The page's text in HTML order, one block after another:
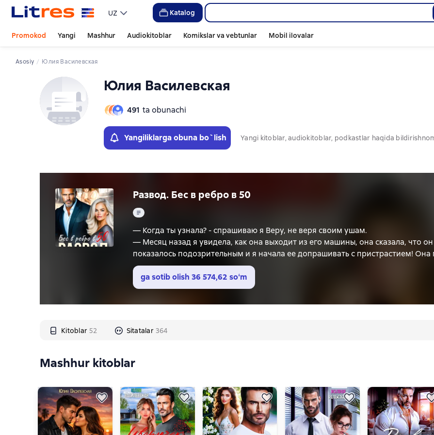
UZ Katalog
Promokod Yangi Mashhur Audiokitoblar Komikslar va vebtunlar Mobil ilovalar
Asosiy Юлия Василевская
Юлия Василевская
491 ta obunachi
Yangiliklarga obuna bo`lish Yangi kitoblar, audiokitoblar, podkastlar haqida
Развод. Бес в ребро в 50
Matn
— Когда ты узнала? - спрашиваю я Веру, не веря своим ушам.
— Месяц назад я увидела, как она выходит из его машины, она сказала, что
показалось подозрительным и я начала ее допрашивать с пристрастием! Она
— Ты ничего мне не сказала?! — возмущенно выкрикиваю я.
Не знаю, что она подразумевает под допросом с пристрастием, но навряд ли
— Я думала, всё образуется! — повышает голос она. — А вчера она сказала,
муж…Нет. Бред какой-то!
ga sotib olish 36 574,62 soʻm
Kitoblar 52 Sitatalar 364
Слайдер с книгами
Mashhur kitoblar
Слайдер с книгами